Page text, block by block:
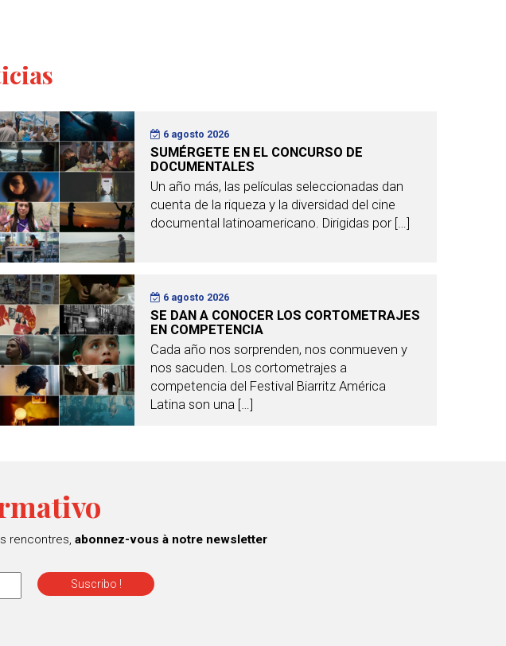
6 agosto 2026
SUMÉRGETE EN EL CONCURSO DE
DOCUMENTALES
Un año más, las películas seleccionadas dan
cuenta de la riqueza y la diversidad del cine
documental latinoamericano. Dirigidas por […]
6 agosto 2026
SE DAN A CONOCER LOS CORTOMETRAJES
EN COMPETENCIA
Cada año nos sorprenden, nos conmueven y
nos sacuden. Los cortometrajes a
competencia del Festival Biarritz América
Latina son una […]
rencontres, abonnez-vous à notre newsletter